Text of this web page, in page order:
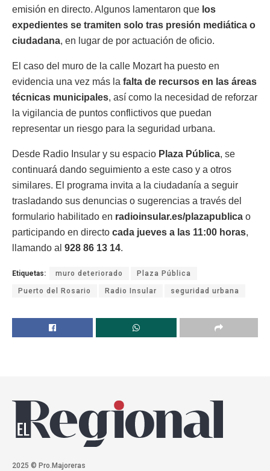
emisión en directo. Algunos lamentaron que los
expedientes se tramiten solo tras presión mediática o
ciudadana, en lugar de por actuación de oficio.
El caso del muro de la calle Mozart ha puesto en
evidencia una vez más la falta de recursos en las áreas
técnicas municipales, así como la necesidad de reforzar
la vigilancia de puntos conflictivos que puedan
representar un riesgo para la seguridad urbana.
Desde Radio Insular y su espacio Plaza Pública, se
continuará dando seguimiento a este caso y a otros
similares. El programa invita a la ciudadanía a seguir
trasladando sus denuncias o sugerencias a través del
formulario habilitado en radioinsular.es/plazapublica o
participando en directo cada jueves a las 11:00 horas,
llamando al 928 86 13 14.
Etiquetas: muro deteriorado Plaza Pública
Puerto del Rosario Radio Insular seguridad urbana
2025 © Pro.Majoreras